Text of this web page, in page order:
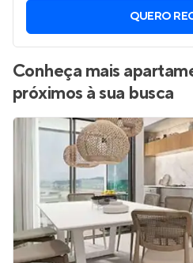
QUERO
Conheça mais
próximos à sua busca